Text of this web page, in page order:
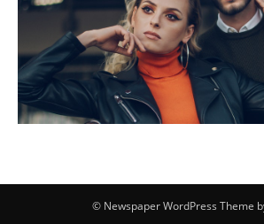
© Newspaper WordPress Theme